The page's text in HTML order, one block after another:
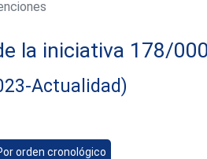
la iniciativa 178/
Actualidad)
orden cronológico